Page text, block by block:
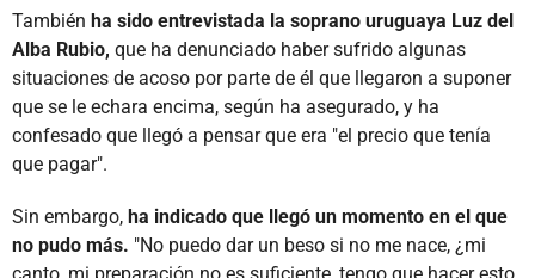
También ha sido entrevistada la soprano uruguaya Luz del
Alba Rubio, que ha denunciado haber sufrido algunas
situaciones de acoso por parte de él que llegaron a suponer
que se le echara encima, según ha asegurado, y ha
confesado que llegó a pensar que era "el precio que tenía
que pagar".
Sin embargo, ha indicado que llegó un momento en el que
no pudo más. "No puedo dar un beso si no me nace, ¿mi
canto, mi preparación no es suficiente, tengo que hacer esto